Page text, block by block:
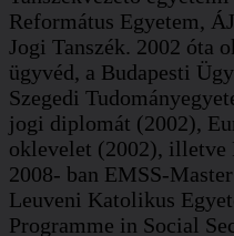
Református Egyetem,
Jogi Tanszék. 2002 óta
ügyvéd, a Budapesti
Szegedi
jogi diplomát (2002),
oklevelet (2002), illetve
2008- ban EMSS-
Leuveni Katolikus
Programme in Social